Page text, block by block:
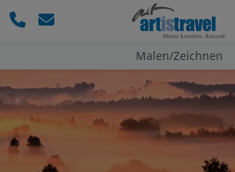
Malen/Zeichnen